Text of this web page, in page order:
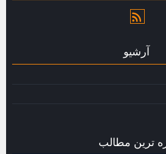
آرشيو
ترين مطالب